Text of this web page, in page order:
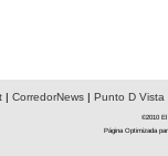
| CorredorNews| Punto D Vista
©2010 El
Página Optimizada